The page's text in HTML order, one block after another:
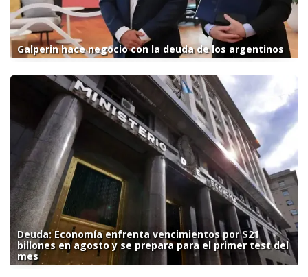
Galperin hace negocio con la deuda de los argentinos
Deuda: Economía enfrenta vencimientos por $21
billones en agosto y se prepara para el primer test del
mes